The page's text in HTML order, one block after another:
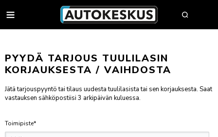
AUTOHAKU
MYY AUTOSI
AUTOHAKU
UUDET AUTOT
PYYDÄ TARJOUS TUULILASIN
KORJAUKSESTA / VAIHDOSTA
Jätä tarjouspyyntö tai tilaus uudesta tuulilasista tai sen korjauksesta. Saat
vastauksen sähköpostiisi 3 arkipäivän kuluessa.
Toimipiste*